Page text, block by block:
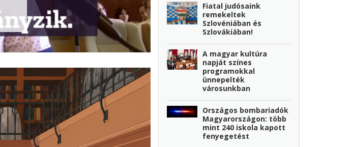
Fiatal judósaink
remekeltek
Szlovéniában és
Szlovákiában!
A magyar kultúra
napját színes
programokkal
ünnepelték
városunkban
Országos bombariadók
Magyarországon: több
mint 240 iskola kapott
fenyegetést